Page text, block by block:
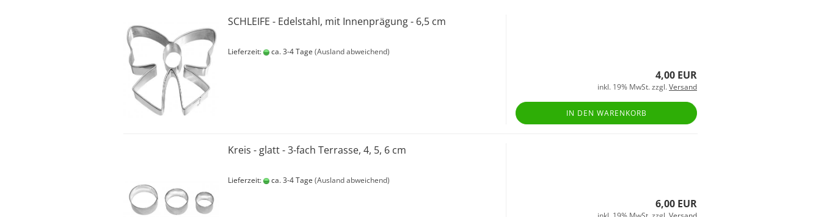
SCHLEIFE - Edelstahl, mit Innenprägung - 6,5 cm
Lieferzeit: ca. 3-4 Tage (Ausland abweichend)
4,00 EUR
inkl. 19% MwSt. zzgl.Versand
IN DEN WARENKORB
Kreis - glatt - 3-fach Terrasse, 4, 5, 6 cm
Lieferzeit: ca. 3-4 Tage (Ausland abweichend)
6,00 EUR